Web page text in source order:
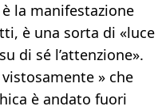
la manifestazione
è una sorta di «luce
di sé l’attenzione».
» che
è andato fuori